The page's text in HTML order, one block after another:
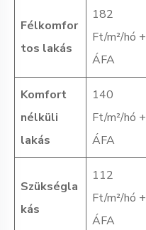
Félkomfor
tos lakás
182
Ft/m²/hó +
ÁFA
Komfort
nélküli
lakás
140
Ft/m²/hó +
ÁFA
Szükségla
kás
112
Ft/m²/hó +
ÁFA